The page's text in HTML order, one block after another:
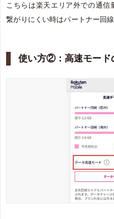
こちらは楽天エリア外での通
繋がりにくい時はパートナー回
使い方②：高速モード